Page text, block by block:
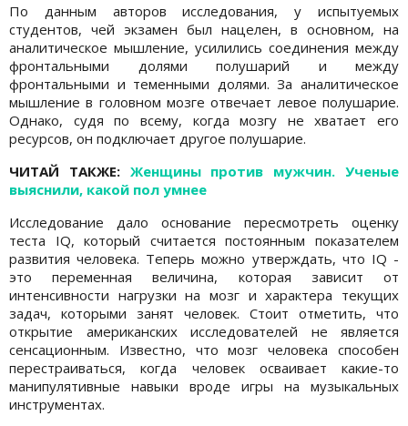
По данным авторов исследования, у испытуемых
студентов, чей экзамен был нацелен, в основном, на
аналитическое мышление, усилились соединения между
фронтальными долями полушарий и между
фронтальными и теменными долями. За аналитическое
мышление в головном мозге отвечает левое полушарие.
Однако, судя по всему, когда мозгу не хватает его
ресурсов, он подключает другое полушарие.
ЧИТАЙ ТАКЖЕ: Женщины против мужчин. Ученые
выяснили, какой пол умнее
Исследование дало основание пересмотреть оценку
теста IQ, который считается постоянным показателем
развития человека. Теперь можно утверждать, что IQ -
это переменная величина, которая зависит от
интенсивности нагрузки на мозг и характера текущих
задач, которыми занят человек. Стоит отметить, что
открытие американских исследователей не является
сенсационным. Известно, что мозг человека способен
перестраиваться, когда человек осваивает какие-то
манипулятивные навыки вроде игры на музыкальных
инструментах.